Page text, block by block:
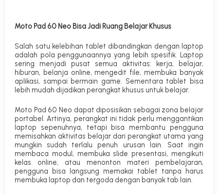
Moto Pad 60 Neo Bisa Jadi Ruang Belajar Khusus
Salah satu kelebihan tablet dibandingkan dengan laptop
adalah pola penggunaannya yang lebih spesifik. Laptop
sering menjadi pusat semua aktivitas: kerja, belajar,
hiburan, belanja online, mengedit file, membuka banyak
aplikasi, sampai bermain game. Sementara tablet bisa
lebih mudah dijadikan perangkat khusus untuk belajar.
Moto Pad 60 Neo dapat diposisikan sebagai zona belajar
portabel. Artinya, perangkat ini tidak perlu menggantikan
laptop sepenuhnya, tetapi bisa membantu pengguna
memisahkan aktivitas belajar dari perangkat utama yang
mungkin sudah terlalu penuh urusan lain. Saat ingin
membaca modul, membuka slide presentasi, mengikuti
kelas online, atau menonton materi pembelajaran,
pengguna bisa langsung memakai tablet tanpa harus
membuka laptop dan tergoda dengan banyak tab lain.